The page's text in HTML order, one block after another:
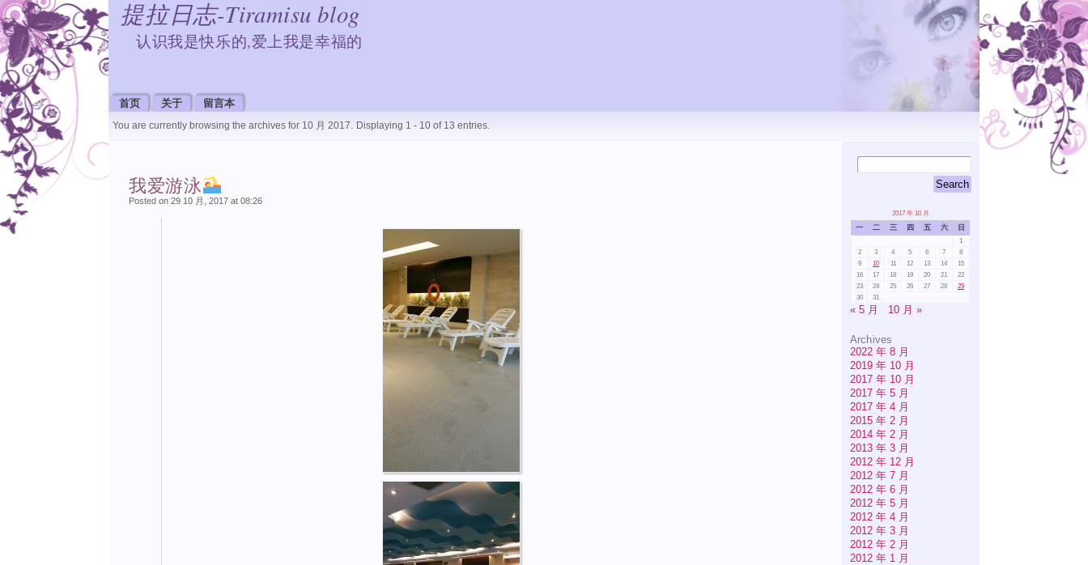
提拉日志-Tiramisu blog
认识我是快乐的,爱上我是幸福的
首页 关于 留言本
2017 年 10 月
一 二 三 四 五 六 日
1
2
3 4 5 6 7
8
9
10 11 12 13 14
15
16
17 18 19 20 21
22
23
24 25 26 27 28
29
30
31
« 5 月 10 月 »
Archives
2022 年 8 月
2019 年 10 月
2017 年 10 月
2017 年 5 月
2017 年 4 月
2015 年 2 月
2014 年 2 月
2013 年 3 月
2012 年 12 月
2012 年 7 月
2012 年 6 月
2012 年 5 月
2012 年 4 月
2012 年 3 月
2012 年 2 月
2012 年 1 月
You are currently browsing the archives for 10 月 2017. Displaying 1 - 10 of 13 entries.
我爱游泳
Posted on 29 10 月, 2017 at 08:26